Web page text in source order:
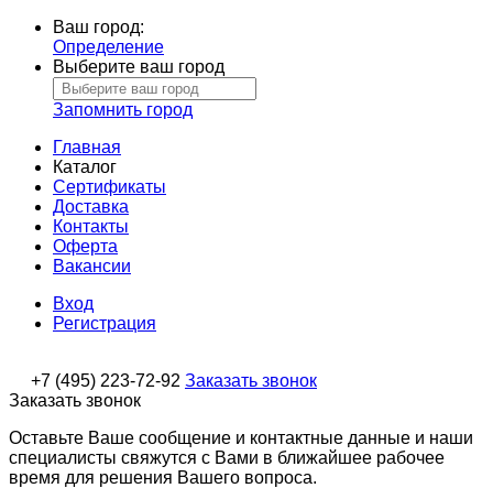
Ваш город:
Определение
Выберите ваш город
Запомнить город
Главная
Каталог
Сертификаты
Доставка
Контакты
Оферта
Вакансии
Вход
Регистрация
+7 (495) 223-72-92 Заказать звонок
Заказать звонок
Оставьте Ваше сообщение и контактные данные и наши
специалисты свяжутся с Вами в ближайшее рабочее
время для решения Вашего вопроса.